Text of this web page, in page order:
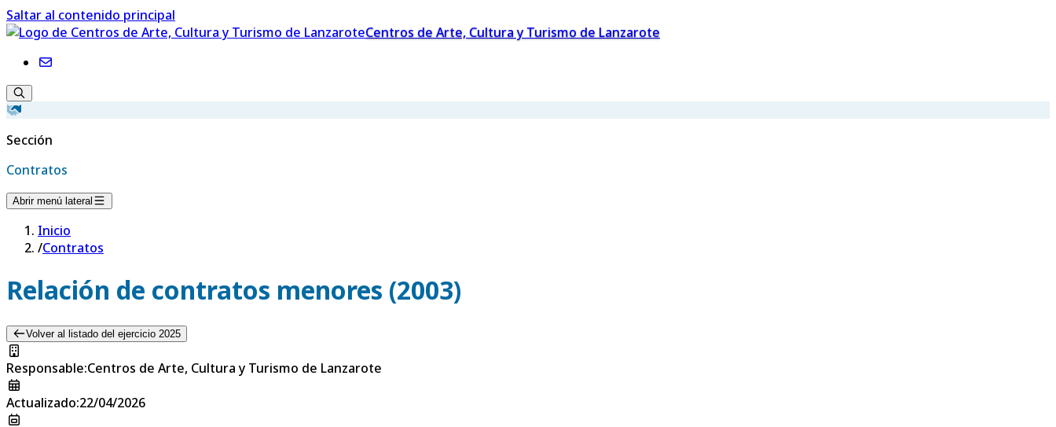
Saltar al contenido principal
Centros de Arte, Cultura y Turismo de Lanzarote
Sección
Contratos
Abrir menú lateral
Inicio
/Contratos
Relación de contratos menores (2003)
Volver al listado del ejercicio 2025
Responsable:Centros de Arte, Cultura y Turismo de Lanzarote
Actualizado:22/04/2026